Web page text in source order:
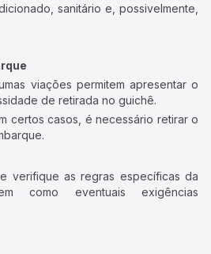
sanitário e, possivelmente,
viações permitem apresentar o
de retirada no guichê.
certos casos, é necessário retirar o
verifique as regras específicas da
como eventuais exigências